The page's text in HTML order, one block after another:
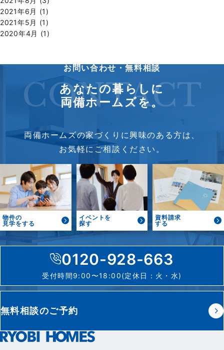
2021年6月 (1)
2021年5月 (1)
2020年4月 (1)
お問い合わせ・無料相談
CONTACT
あなたの暮らしに
両備ホームズを。
両備ホームズの家づくりに興味のある方は、
お気軽にご相談ください。
物件の
見学をする
イベントを
探す
資料請求
する
0120-928-663
受付時間9:00〜18:00(定休日：火・水)
無料相談のご予約